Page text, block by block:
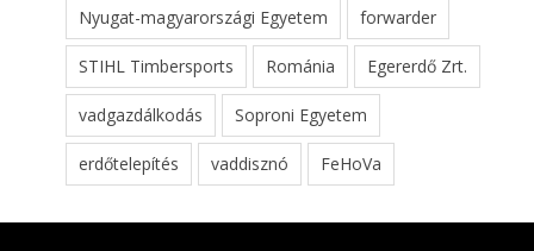
Nyugat-magyarországi Egyetem forwarder
STIHL Timbersports Románia Egererdő Zrt.
vadgazdálkodás Soproni Egyetem
erdőtelepítés vaddisznó FeHoVa